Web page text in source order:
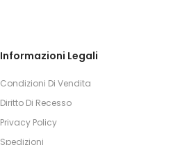
Informazioni Legali
Condizioni Di Vendita
Diritto Di Recesso
Privacy Policy
Spedizioni